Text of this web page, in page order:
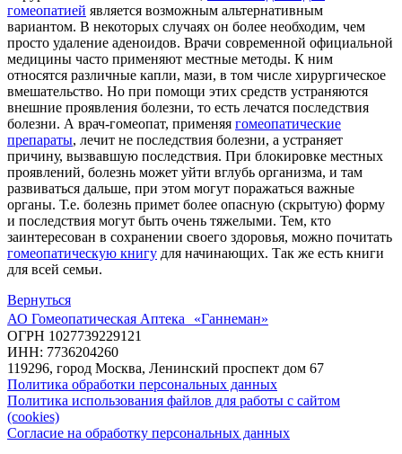
гомеопатией является возможным альтернативным
вариантом. В некоторых случаях он более необходим, чем
просто удаление аденоидов. Врачи современной официальной
медицины часто применяют местные методы. К ним
относятся различные капли, мази, в том числе хирургическое
вмешательство. Но при помощи этих средств устраняются
внешние проявления болезни, то есть лечатся последствия
болезни. А врач-гомеопат, применяя гомеопатические
препараты, лечит не последствия болезни, а устраняет
причину, вызвавшую последствия. При блокировке местных
проявлений, болезнь может уйти вглубь организма, и там
развиваться дальше, при этом могут поражаться важные
органы. Т.е. болезнь примет более опасную (скрытую) форму
и последствия могут быть очень тяжелыми. Тем, кто
заинтересован в сохранении своего здоровья, можно почитать
гомеопатическую книгу для начинающих. Так же есть книги
для всей семьи.
Вернуться
АО Гомеопатическая Аптека «Ганнеман»
ОГРН 1027739229121
ИНН: 7736204260
119296, город Москва, Ленинский проспект дом 67
Политика обработки персональных данных
Политика использования файлов для работы с сайтом
(cookies)
Согласие на обработку персональных данных